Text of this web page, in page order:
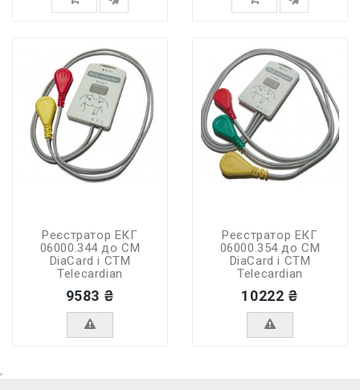
Реєстратор ЕКГ
06000.344 до СМ
DiaCard і СТМ
Telecardian
9583 ₴
Реєстратор ЕКГ
06000.354 до СМ
DiaCard і СТМ
Telecardian
10222 ₴
,